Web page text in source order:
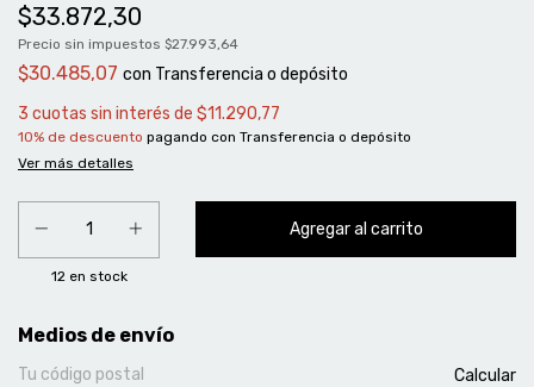
$33.872,30
Precio sin impuestos $27.993,64
$30.485,07 con Transferencia o depósito
3 cuotas sin interés de $11.290,77
10% de descuento pagando con Transferencia o depósito
Ver más detalles
12en stock
Entregas para el CP:
Medios de envío
Calcular